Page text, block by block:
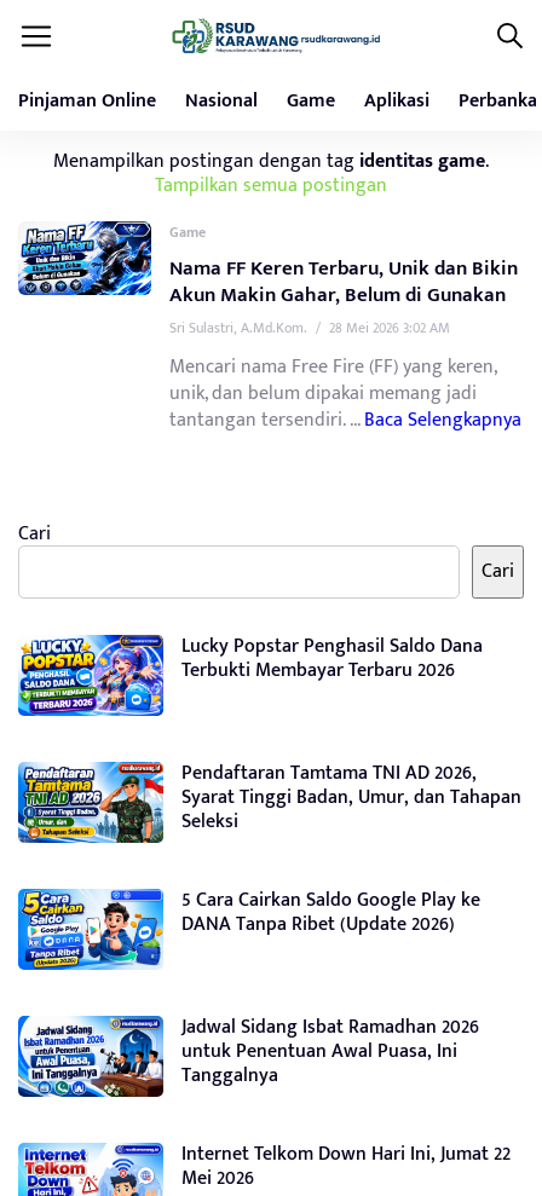
Pinjaman Online Nasional Game Aplikasi
Menampilkan postingan dengan tagidentitas game.
Tampilkan semua postingan
Game
Nama FF Keren Terbaru, Unik dan Bikin
Akun Makin Gahar, Belum di Gunakan
Sri Sulastri, A.Md.Kom. / 28 Mei 2026 3:02 AM
Mencari nama Free Fire (FF) yang keren,
unik, dan belum dipakai memang jadi
tantangan tersendiri. ...Baca Selengkapnya
Cari
Cari
Lucky Popstar Penghasil Saldo Dana
Terbukti Membayar Terbaru 2026
Pendaftaran Tamtama TNI AD 2026,
Syarat Tinggi Badan, Umur, dan Tahapan
Seleksi
5 Cara Cairkan Saldo Google Play ke
DANA Tanpa Ribet (Update 2026)
Jadwal Sidang Isbat Ramadhan 2026
untuk Penentuan Awal Puasa, Ini
Tanggalnya
Internet Telkom Down Hari Ini, Jumat 22
Mei 2026